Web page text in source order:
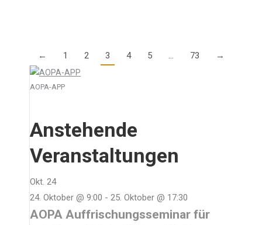
← 1 2 3 4 5 … 73 →
AOPA-APP
Anstehende
Veranstaltungen
Okt. 24
24. Oktober @ 9:00 - 25. Oktober @ 17:30
AOPA Auffrischungsseminar für